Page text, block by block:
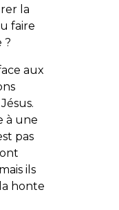
la
faire
?
aux
.
à une
pas
ils
honte